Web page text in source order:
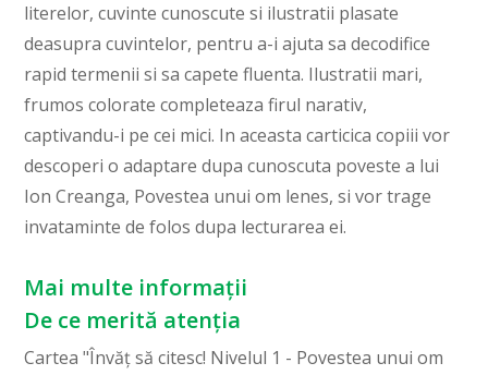
literelor, cuvinte cunoscute si ilustratii plasate
deasupra cuvintelor, pentru a-i ajuta sa decodifice
rapid termenii si sa capete fluenta. Ilustratii mari,
frumos colorate completeaza firul narativ,
captivandu-i pe cei mici. In aceasta carticica copiii vor
descoperi o adaptare dupa cunoscuta poveste a lui
Ion Creanga, Povestea unui om lenes, si vor trage
invataminte de folos dupa lecturarea ei.
Mai multe informații
De ce merită atenția
Cartea "Învăț să citesc! Nivelul 1 - Povestea unui om